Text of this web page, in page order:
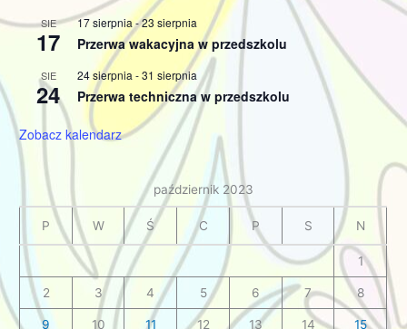
SIE
17
17 sierpnia-23 sierpnia
Przerwa wakacyjna w przedszkolu
SIE
24
24 sierpnia -31 sierpnia
Przerwa techniczna w przedszkolu
Zobacz kalendarz
październik 2023
P W Ś C P S N
1
2 3 4 5 6 7 8
9 10 11 12 13 14 15